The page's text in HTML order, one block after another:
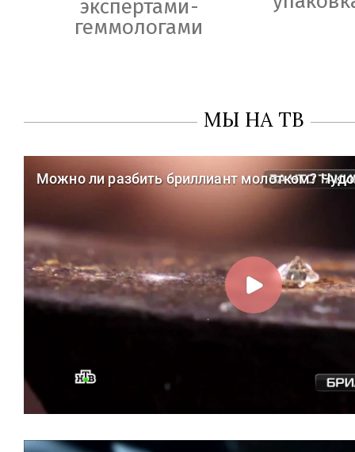
экспертами-
геммологами
МЫ НА ТВ